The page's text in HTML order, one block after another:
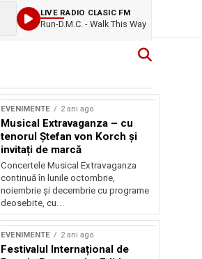
LIVE RADIO CLASIC FM
Run-D.M.C. - Walk This Way
EVENIMENTE 2 ani ago
Musical Extravaganza – cu
tenorul Ștefan von Korch și
invitați de marcă
Concertele Musical Extravaganza
continuă în lunile octombrie,
noiembrie şi decembrie cu programe
deosebite, cu...
EVENIMENTE 2 ani ago
Festivalul Internațional de